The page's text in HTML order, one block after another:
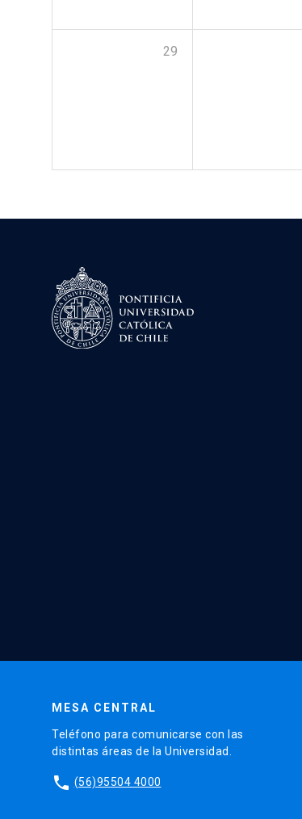
29
MESA CENTRAL
Teléfono para comunicarse con las
distintas áreas de la Universidad.
phone (56)95504 4000